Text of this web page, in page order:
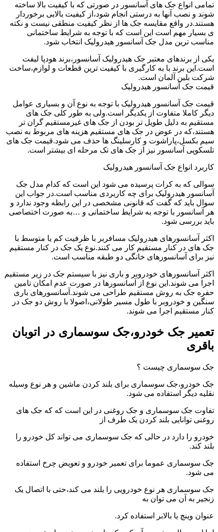
تمامی انواع جک های آسانسور در صورتی که با کیفیت بالا ساخته
شوند و نصب آنها به درستی انجام شود،از کیفیت بالایی برخوردار
هستند.در واقع مقایسه جک ها از نظر کیفیت منطقی نیست و نکته
ی بسیار مهم است این است که با توجه به شرایط ساختمانی
مناسب ترین مدل جک آسانسور هیدرولیک انتخاب شود.
یکی از برندهای معتبر جک هیدرولیک آسانسور،برند هودپا لیفت
است.این برند با به کارگیری با کیفیت ترین قطعات و لوازم،ساخت
شرکت بلین آلمان است.
قیمت جک آسانسور هیدرولیک
قیمت جک آسانسور هیدرولیک با توجه به نوع آن و بسیاری عوامل
دیگر کاملا متفاوت از یکدیگر است.ولی به طور کلی جک های
مستقیم به دلیل طویل تر بودن از جک های غیرمستقیم گران تر
هستند،که در عوض در جک های مستقیم هزینه های مربوط به نصب
سیم بکسل،پاراشوت و کارسلینگ ها حذف می شود.قیمت جک های
تلسکوپی آسانسور نیز از جک های تک مرحله ای بیشتر است.
کاربرد انواع جک آسانسور هیدرولیک
سوالی که به کرات پرسیده می شود این است که کدام مدل جک
آسانسور هیدرولیک برای چه کاربردی مناسب است.در جواب این
سوال باید که گفت که قانونی مشخصی در این رابطه وجود ندارد و
هر آسانسور با توجه به شرایط ساختمانی و …به صورت اختصاصی
باید بررسی شود.
اکثر آسانسورهای هیدرولیک مسافربر با ظرفیت کم یا متوسط با
جک های در کنار مستقیم کار می کنند.نوع یک جک در کنار مستقیم
نیز برای آسانسورهای خانگی دو طبقه مناسب است.
اکثر آسانسورهای خودروبر و باری نیز با سیستم جک در زیر مستقیم
اجرا می شوند.این نوع از آسانسورها در صورت عدم امکان تامین
حفره جک به روش مستقیم طراحی می شوند.آسانسورهای باری
سنگین و خودروبر با طول مسیر طولانی،اصولا با روش دو جک در
کنار مستقیم اجرا می شوند.
تعمیر جک خودرو،جک سوسماری در اتوبان
باقری
جک سوسماری چیست ؟
جک خودرو،جک سوسماری برای بلند کردن ماشین و هر نوع وسیله
نقلیه دیگر استفاده می شود.
تفاوت جک سوسماری و جک روغنی در این است که که جک های
روغنی توانایی بلند کردن یک طرف از
خودرو را دارد در حالی که جک سوسماری می تواند کل خودرو را
بلند کند.
جک سوسماری عموما برای تعمیر خودرو و تعویض چرخ استفاده
می شود.
جک سوسماری هر نوع خودرویی را بلند می کند،حتی با اتصال یک
زنجیر به آن می توان به
عنوان وینچ یا بالابر استفاده کرد.